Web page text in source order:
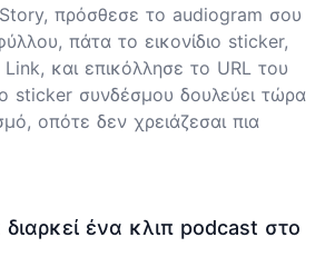
πρόσθεσε το audiogram σου
πάτα το εικονίδιο sticker,
και επικόλλησε το URL του
sticker συνδέσμου δουλεύει τώρα
οπότε δεν χρειάζεσαι πια
ένα κλιπ podcast στο